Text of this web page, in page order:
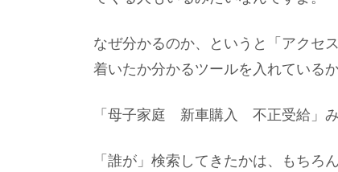
なぜ分かるのか、というと「アクセ
着いたか分かるツールを入れているか
「母子家庭 新車購入 不正受給」み
「誰が」検索してきたかは、もちろ